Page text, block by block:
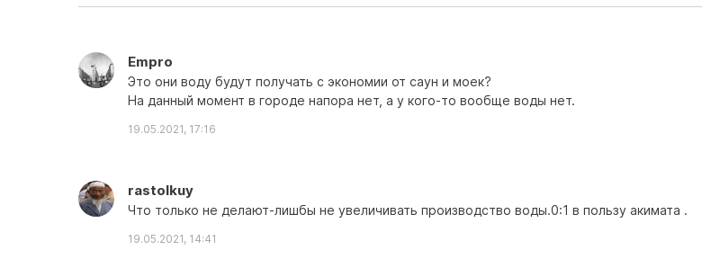
Empro
Это они воду будут получать с экономии от саун и моек?
На данный момент в городе напора нет, а у кого-то вообще воды нет.
19.05.2021, 17:16
rastolkuy
Что только не делают-лишбы не увеличивать производство воды.0:1 в пользу акимата .
19.05.2021, 14:41